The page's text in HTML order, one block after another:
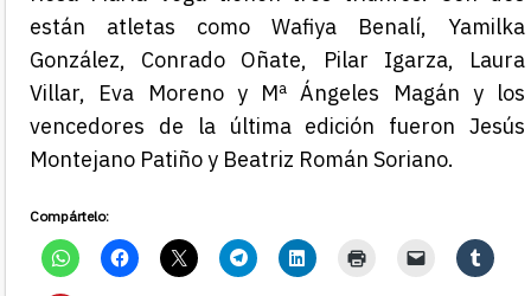
están atletas como Wafiya Benalí, Yamilka
González, Conrado Oñate, Pilar Igarza, Laura
Villar, Eva Moreno y Mª Ángeles Magán y los
vencedores de la última edición fueron Jesús
Montejano Patiño y Beatriz Román Soriano.
Compártelo: